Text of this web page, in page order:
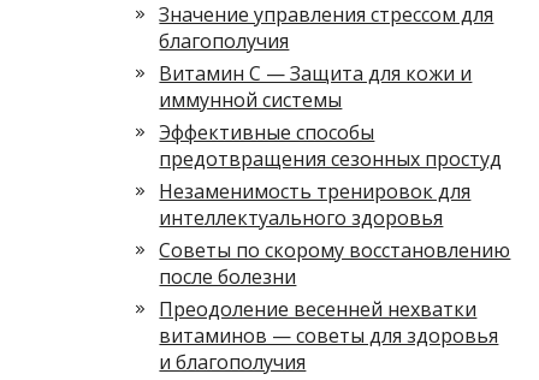
Значение управления стрессом для
благополучия
Витамин С — Защита для кожи и
иммунной системы
Эффективные способы
предотвращения сезонных простуд
Незаменимость тренировок для
интеллектуального здоровья
Советы по скорому восстановлению
после болезни
Преодоление весенней нехватки
витаминов — советы для здоровья
и благополучия